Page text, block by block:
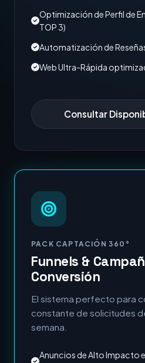
Optimización de Perfil de
TOP 3)
Automatización de
Web Ultra-Rápida
Consultar
PACK CAPTACIÓN 360°
Funnels &
Conversión
El sistema perfecto para
constante de solicitudes
semana.
Anuncios de Alto Impacto